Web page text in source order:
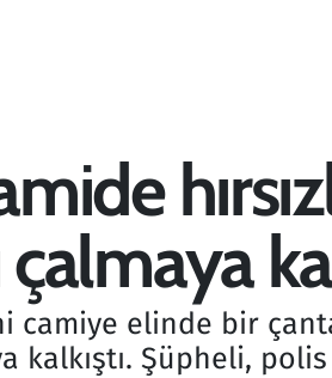
camiye elinde bir
kalkıştı. Şüpheli,